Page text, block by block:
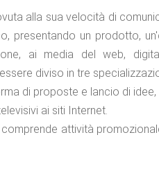
alla sua velocità di
presentando un prodotto,
ai media del web,
diviso in tre
di proposte e lancio di
ai siti Internet.
attività